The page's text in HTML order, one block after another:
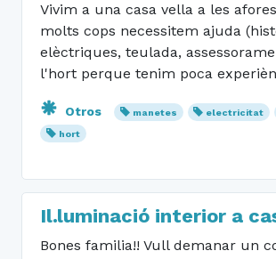
Vivim a una casa vella a les
molts cops necessitem ajuda
elèctriques, teulada,
l'hort perque tenim poca
Otros manetes electricitat
hort
Il.luminació interior a
Bones familia!! Vull demanar un